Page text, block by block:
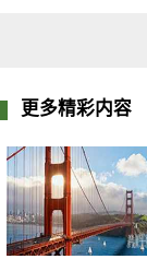
更多精彩内容